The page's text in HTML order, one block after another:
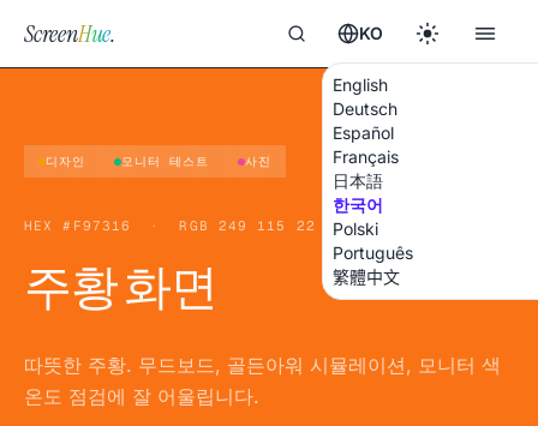
ScreenHue. KO
English
Deutsch
Español
Français
日本語
한국어
Polski
Português
繁體中文
디자인 모니터 테스트 사진
HEX#F97316 · RGB 249 115 22
주황 화면
따뜻한 주황. 무드보드, 골든아워 시뮬레이션, 모니터 색
온도 점검에 잘 어울립니다.